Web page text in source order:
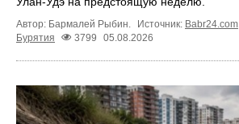
Автор: Бармалей Рыбин. Источник: Babr24.com
Бурятия
3799 05.08.2026